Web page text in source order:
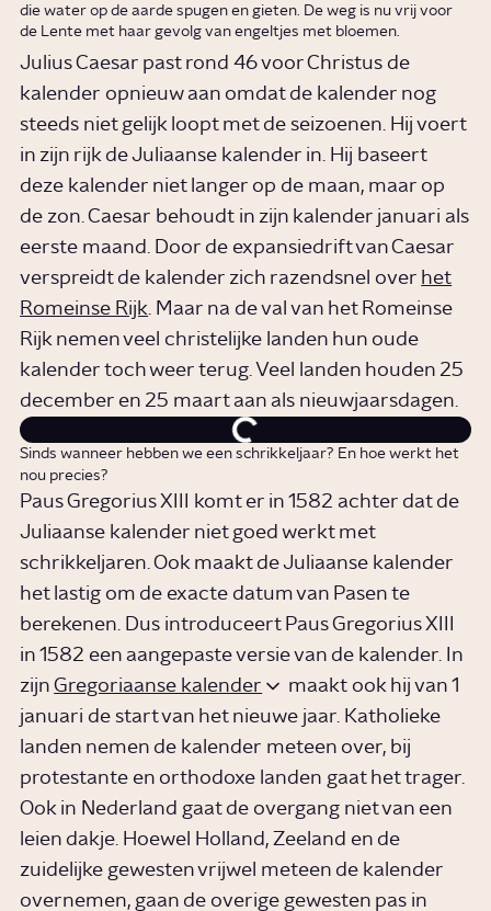
die water op de aarde spugen en gieten. De weg is nu vrij voor
de Lente met haar gevolg van engeltjes met bloemen.
Julius Caesar past rond 46 voor Christus de
kalender opnieuw aan omdat de kalender nog
steeds niet gelijk loopt met de seizoenen. Hij voert
in zijn rijk de Juliaanse kalender in. Hij baseert
deze kalender niet langer op de maan, maar op
de zon. Caesar behoudt in zijn kalender januari als
eerste maand. Door de expansiedrift van Caesar
verspreidt de kalender zich razendsnel over het
Romeinse Rijk. Maar na de val van het Romeinse
Rijk nemen veel christelijke landen hun oude
kalender toch weer terug. Veel landen houden 25
december en 25 maart aan als nieuwjaarsdagen.
Sinds wanneer hebben we een schrikkeljaar? En hoe werkt het
nou precies?
Paus Gregorius XIII komt er in 1582 achter dat de
Juliaanse kalender niet goed werkt met
schrikkeljaren. Ook maakt de Juliaanse kalender
het lastig om de exacte datum van Pasen te
berekenen. Dus introduceert Paus Gregorius XIII
in 1582 een aangepaste versie van de kalender. In
zijnGregoriaanse kalender
maakt ook hij van 1
januari de start van het nieuwe jaar. Katholieke
landen nemen de kalender meteen over, bij
protestante en orthodoxe landen gaat het trager.
Ook in Nederland gaat de overgang niet van een
leien dakje. Hoewel Holland, Zeeland en de
zuidelijke gewesten vrijwel meteen de kalender
overnemen, gaan de overige gewesten pas in